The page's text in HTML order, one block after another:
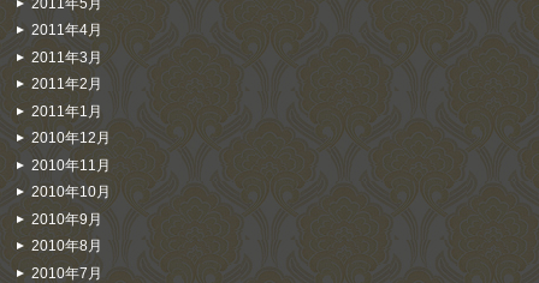
2011年4月
2011年3月
2011年2月
2011年1月
2010年12月
2010年11月
2010年10月
2010年9月
2010年8月
2010年7月